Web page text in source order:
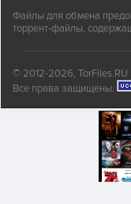
Файлы для обмена
торрент-файлы,
© 2012-2026, TorFiles.RU
Все права защищены.